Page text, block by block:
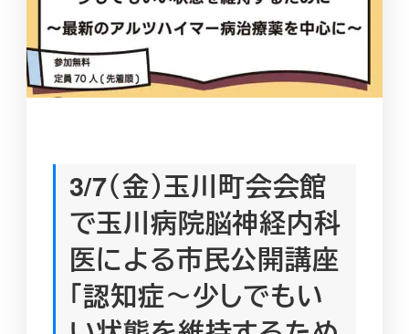
3/7（金）玉川町会会館
で玉川病院脳神経内科
医による市民公開講座
「認知症～少しでもい